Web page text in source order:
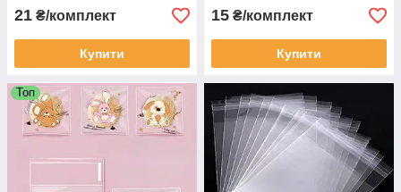
21 ₴/комплект
Купити
15 ₴/комплект
Купити
Топ